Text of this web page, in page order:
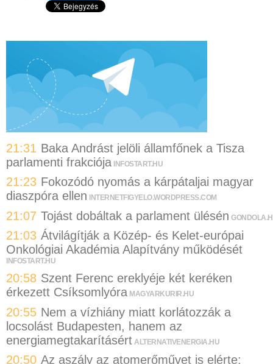
21:31 Baka Andrást jelöli államfőnek a Tisza
parlamenti frakciója INFOSTART.HU
21:23 Fokozódó nyomás a kárpátaljai magyar
diaszpóra ellen
INTERNETFIGYELO.WORDPRESS.COM
21:07 Tojást dobáltak a parlament ülésén
21:03 Átvilágítják a Közép- és Kelet-európai
Onkológiai Akadémia Alapítvány működését
INFOSTART.HU
20:58 Szent Ferenc ereklyéje két keréken
érkezett Csíksomlyóra MAGYARKURIR.HU
20:55 Nem a vízhiány miatt korlátozzák a
locsolást Budapesten, hanem az
energiamegtakarításért ALTERNATIVENERGIA.HU
20:50 Az aszály az atomerőművet is elérte: